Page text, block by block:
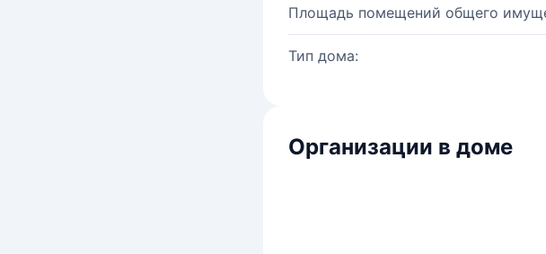
Площадь помещений общего
Тип дома:
Организации в доме